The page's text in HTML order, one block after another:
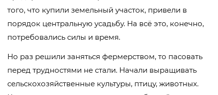
того, что купили земельный участок, привели в
порядок центральную усадьбу. На всё это, конечно,
потребовались силы и время.
Но раз решили заняться фермерством, то пасовать
перед трудностями не стали. Начали выращивать
сельскохозяйственные культуры, птицу, животных.